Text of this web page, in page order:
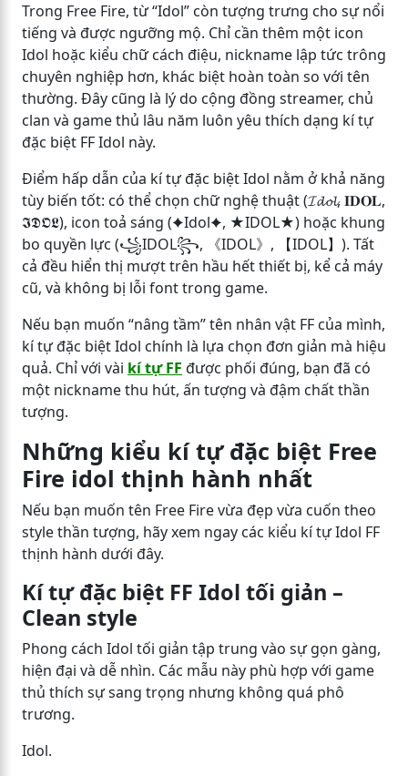
Trong Free Fire, từ “Idol” còn tượng trưng cho sự nổi
tiếng và được ngưỡng mộ. Chỉ cần thêm một icon
Idol hoặc kiểu chữ cách điệu, nickname lập tức trông
chuyên nghiệp hơn, khác biệt hoàn toàn so với tên
thường. Đây cũng là lý do cộng đồng streamer, chủ
clan và game thủ lâu năm luôn yêu thích dạng kí tự
đặc biệt FF Idol này.
Điểm hấp dẫn của kí tự đặc biệt Idol nằm ở khả năng
tùy biến tốt: có thể chọn chữ nghệ thuật (𝓘𝓭𝓸𝓵, 𝐈𝐃𝐎𝐋,
𝕴𝕯𝕺𝕷), icon toả sáng (✦Idol✦, ★IDOL★) hoặc khung
bo quyền lực (꧁IDOL꧂, 《IDOL》, 【IDOL】). Tất
cả đều hiển thị mượt trên hầu hết thiết bị, kể cả máy
cũ, và không bị lỗi font trong game.
Nếu bạn muốn “nâng tầm” tên nhân vật FF của mình,
kí tự đặc biệt Idol chính là lựa chọn đơn giản mà hiệu
quả. Chỉ với vài kí tự FF được phối đúng, bạn đã có
một nickname thu hút, ấn tượng và đậm chất thần
tượng.
Những kiểu kí tự đặc biệt Free
Fire idol thịnh hành nhất
Nếu bạn muốn tên Free Fire vừa đẹp vừa cuốn theo
style thần tượng, hãy xem ngay các kiểu kí tự Idol FF
thịnh hành dưới đây.
Kí tự đặc biệt FF Idol tối giản –
Clean style
Phong cách Idol tối giản tập trung vào sự gọn gàng,
hiện đại và dễ nhìn. Các mẫu này phù hợp với game
thủ thích sự sang trọng nhưng không quá phô
trương.
Idol.